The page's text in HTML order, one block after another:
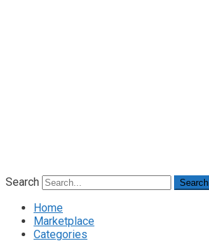
Search Search
Home
Marketplace
Categories